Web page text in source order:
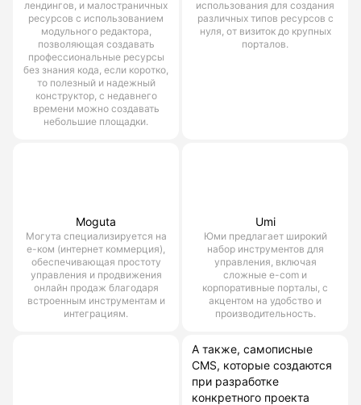
лендингов, и малостраничных
ресурсов с использованием
модульного редактора,
позволяющая создавать
профессиональные ресурсы
без знания кода, если коротко,
то полезный и надежный
конструктор, с недавнего
времени можно создавать
небольшие площадки.
использования для создания
различных типов ресурсов с
нуля, от визиток до крупных
порталов.
Moguta
Могута специализируется на
е-ком (интернет коммерция),
обеспечивающая простоту
управления и продвижения
онлайн продаж благодаря
встроенным инструментам и
интеграциям.
Umi
Юми предлагает широкий
набор инструментов для
управления, включая
сложные e-com и
корпоративные порталы, с
акцентом на удобство и
производительность.
А также, самописные
CMS, которые создаются
при разработке
конкретного проекта